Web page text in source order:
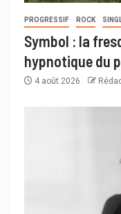
PROGRESSIF ROCK
Symbol : la
hypnotique du
4 août 2026